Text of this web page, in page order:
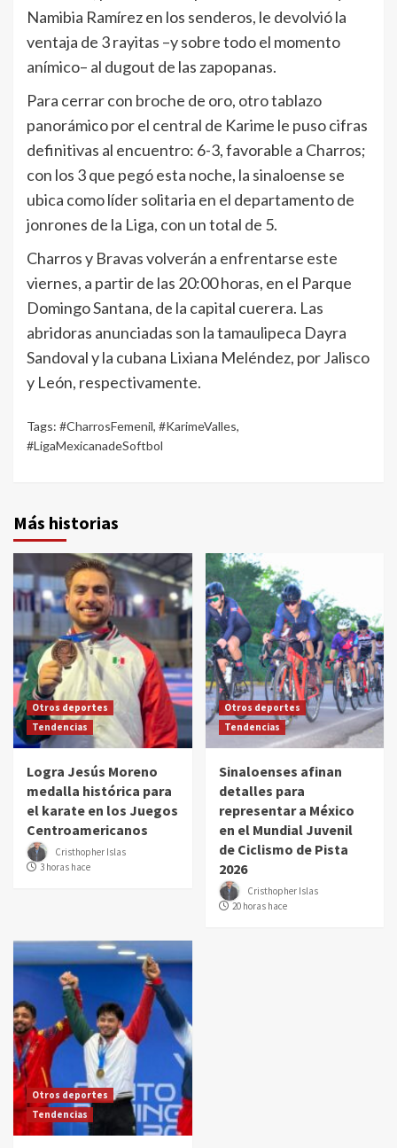
Namibia Ramírez en los senderos, le devolvió la
ventaja de 3 rayitas –y sobre todo el momento
anímico– al dugout de las zapopanas.
Para cerrar con broche de oro, otro tablazo
panorámico por el central de Karime le puso cifras
definitivas al encuentro: 6-3, favorable a Charros;
con los 3 que pegó esta noche, la sinaloense se
ubica como líder solitaria en el departamento de
jonrones de la Liga, con un total de 5.
Charros y Bravas volverán a enfrentarse este
viernes, a partir de las 20:00 horas, en el Parque
Domingo Santana, de la capital cuerera. Las
abridoras anunciadas son la tamaulipeca Dayra
Sandoval y la cubana Lixiana Meléndez, por Jalisco
y León, respectivamente.
Tags: #CharrosFemenil, #KarimeValles,
#LigaMexicanadeSoftbol
Más historias
Otros deportes
Tendencias
Logra Jesús Moreno
medalla histórica para
el karate en los Juegos
Centroamericanos
Cristhopher Islas
3 horas hace
Otros deportes
Tendencias
Sinaloenses afinan
detalles para
representar a México
en el Mundial Juvenil
de Ciclismo de Pista
2026
Cristhopher Islas
20 horas hace
Otros deportes
Tendencias